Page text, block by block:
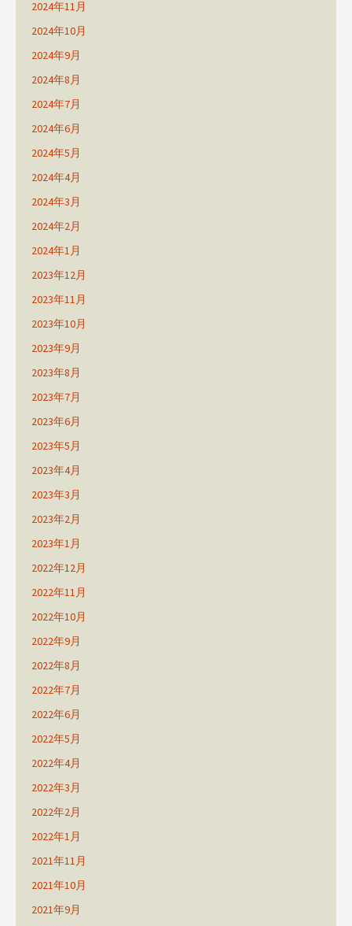
2024年11月
2024年10月
2024年9月
2024年8月
2024年7月
2024年6月
2024年5月
2024年4月
2024年3月
2024年2月
2024年1月
2023年12月
2023年11月
2023年10月
2023年9月
2023年8月
2023年7月
2023年6月
2023年5月
2023年4月
2023年3月
2023年2月
2023年1月
2022年12月
2022年11月
2022年10月
2022年9月
2022年8月
2022年7月
2022年6月
2022年5月
2022年4月
2022年3月
2022年2月
2022年1月
2021年11月
2021年10月
2021年9月